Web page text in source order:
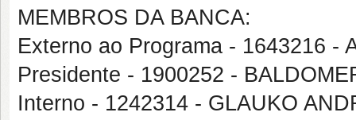
MEMBROS DA BANCA:
Externo ao Programa - 1643216 -
Presidente - 1900252 -
Interno - 1242314 - GLAUKO